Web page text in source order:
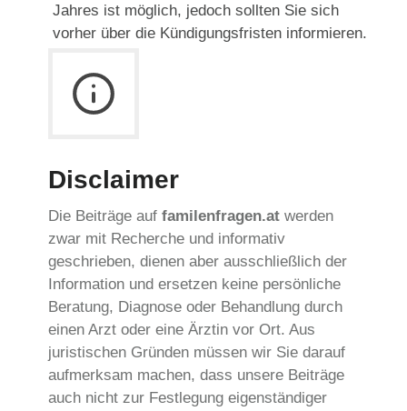
Jahres ist möglich, jedoch sollten Sie sich
vorher über die Kündigungsfristen informieren.
Disclaimer
Die Beiträge auf familenfragen.at werden
zwar mit Recherche und informativ
geschrieben, dienen aber ausschließlich der
Information und ersetzen keine persönliche
Beratung, Diagnose oder Behandlung durch
einen Arzt oder eine Ärztin vor Ort. Aus
juristischen Gründen müssen wir Sie darauf
aufmerksam machen, dass unsere Beiträge
auch nicht zur Festlegung eigenständiger